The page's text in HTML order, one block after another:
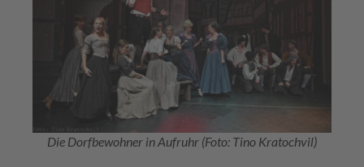
Die Dorfbewohner in Aufruhr (Foto: Tino Kratochvil)